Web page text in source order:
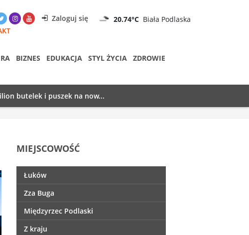
Zaloguj się 20.74°C Biała Podlaska
BIZNES EDUKACJA STYL ŻYCIA
ZDROWIE
butelek i puszek na now...
MIEJSCOWOŚĆ
Łuków
Zza Buga
Międzyrzec Podlaski
Z kraju